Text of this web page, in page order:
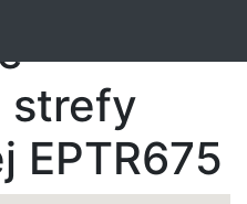
strefy
EPTR675